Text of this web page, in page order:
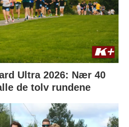
Ultra 2026: Nær 40
de tolv rundene